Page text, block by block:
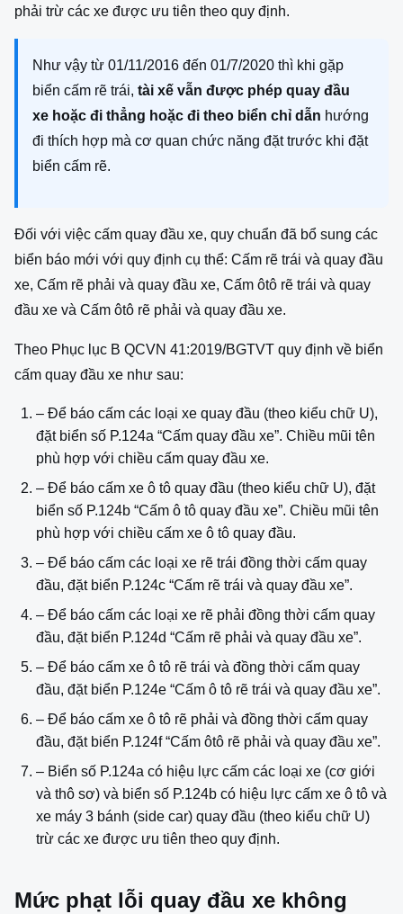
phải trừ các xe được ưu tiên theo quy định.
Như vậy từ 01/11/2016 đến 01/7/2020 thì khi gặp
biển cấm rẽ trái, tài xế vẫn được phép quay đầu
xe hoặc đi thẳng hoặc đi theo biển chỉ dẫn hướng
đi thích hợp mà cơ quan chức năng đặt trước khi đặt
biển cấm rẽ.
Đối với việc cấm quay đầu xe, quy chuẩn đã bổ sung các
biển báo mới với quy định cụ thể: Cấm rẽ trái và quay đầu
xe, Cấm rẽ phải và quay đầu xe, Cấm ôtô rẽ trái và quay
đầu xe và Cấm ôtô rẽ phải và quay đầu xe.
Theo Phục lục B QCVN 41:2019/BGTVT quy định về biển
cấm quay đầu xe như sau:
– Để báo cấm các loại xe quay đầu (theo kiểu chữ U),
đặt biển số P.124a “Cấm quay đầu xe”. Chiều mũi tên
phù hợp với chiều cấm quay đầu xe.
– Để báo cấm xe ô tô quay đầu (theo kiểu chữ U), đặt
biển số P.124b “Cấm ô tô quay đầu xe”. Chiều mũi tên
phù hợp với chiều cấm xe ô tô quay đầu.
– Để báo cấm các loại xe rẽ trái đồng thời cấm quay
đầu, đặt biển P.124c “Cấm rẽ trái và quay đầu xe”.
– Để báo cấm các loại xe rẽ phải đồng thời cấm quay
đầu, đặt biển P.124d “Cấm rẽ phải và quay đầu xe”.
– Để báo cấm xe ô tô rẽ trái và đồng thời cấm quay
đầu, đặt biển P.124e “Cấm ô tô rẽ trái và quay đầu xe”.
– Để báo cấm xe ô tô rẽ phải và đồng thời cấm quay
đầu, đặt biển P.124f “Cấm ôtô rẽ phải và quay đầu xe”.
– Biển số P.124a có hiệu lực cấm các loại xe (cơ giới
và thô sơ) và biển số P.124b có hiệu lực cấm xe ô tô và
xe máy 3 bánh (side car) quay đầu (theo kiểu chữ U)
trừ các xe được ưu tiên theo quy định.
Mức phạt lỗi quay đầu xe không